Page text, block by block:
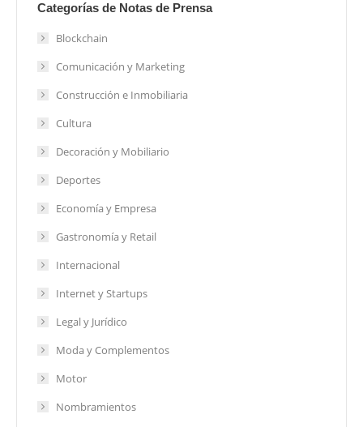
Categorías de Notas de Prensa
Blockchain
Comunicación y Marketing
Construcción e Inmobiliaria
Cultura
Decoración y Mobiliario
Deportes
Economía y Empresa
Gastronomía y Retail
Internacional
Internet y Startups
Legal y Jurídico
Moda y Complementos
Motor
Nombramientos